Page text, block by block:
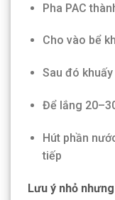
Pha PAC
Cho vào bể
Sau đó
Để lắng
Hút phần
tiếp
Lưu ý nhỏ